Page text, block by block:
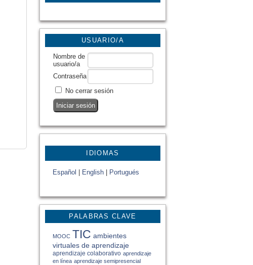
USUARIO/A
Nombre de
usuario/a
Contraseña
No cerrar sesión
IDIOMAS
Español English Portugués
PALABRAS CLAVE
MOOC TIC ambientes
virtuales de aprendizaje
aprendizaje colaborativo aprendizaje
en línea aprendizaje semipresencial